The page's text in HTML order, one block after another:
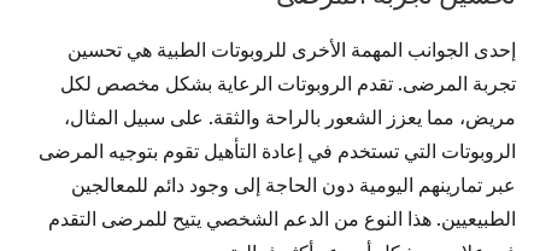
إحدى الجوانب المهمة الأخرى للروبوتات الطبية هي تحسين
تجربة المرضى. تقدم الروبوتات الرعاية بشكل مخصص لكل
مريض، مما يعزز الشعور بالراحة والثقة. على سبيل المثال،
الروبوتات التي تستخدم في إعادة التأهيل تقوم بتوجيه المرضى
عبر تمارينهم اليومية دون الحاجة إلى وجود دائم للمعالجين
الطبيعيين. هذا النوع من الدعم الشخصي يتيح للمرضى التقدم